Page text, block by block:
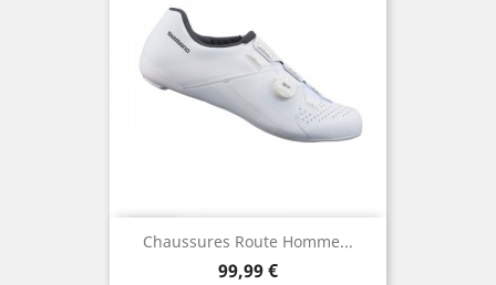
Chaussures Route Homme...
Prix
99,99 €